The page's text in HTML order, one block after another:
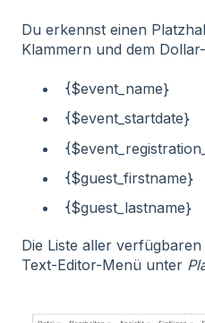
Du erkennst einen
Klammern und dem
{$event_name}
{$event_startdate}
{$guest_firstname}
{$guest_lastname}
Die Liste aller
Text-Editor-Menü unter